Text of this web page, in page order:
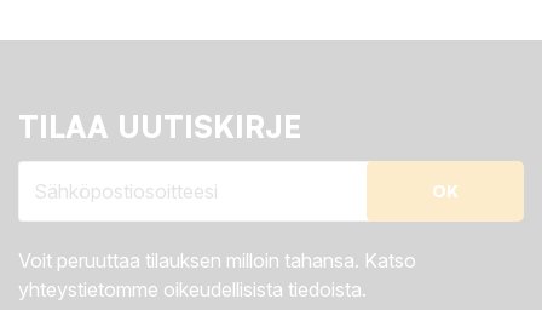
TILAA UUTISKIRJE
Voit peruuttaa tilauksen milloin tahansa. Katso
yhteystietomme oikeudellisista tiedoista.